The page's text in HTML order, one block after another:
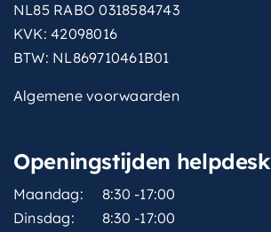
NL85 RABO 0318584743
KVK: 42098016
BTW: NL869710461B01
Algemene voorwaarden
Openingstijden helpdesk
Maandag:
8:30 -17:00
Dinsdag:
8:30 -17:00